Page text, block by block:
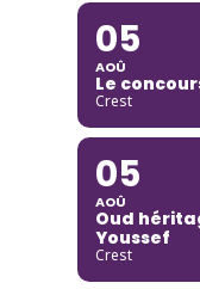
05
AOÛ
Le
Crest
05
AOÛ
Oud
Youssef
Crest